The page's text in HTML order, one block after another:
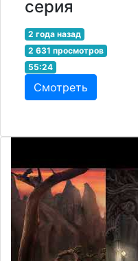
серия
2 года назад
2 631 просмотров
55:24
Смотреть